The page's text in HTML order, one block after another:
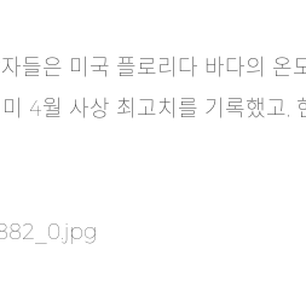
들은 미국 플로리다 바다의 온
4월 사상 최고치를 기록했고,